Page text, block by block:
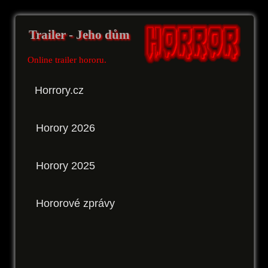
Trailer - Jeho dům
Online trailer hororu.
Horrory.cz
Horory 2026
Horory 2025
Hororové zprávy